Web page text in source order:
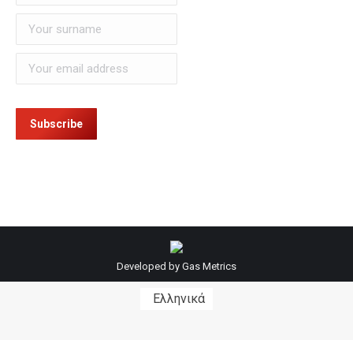
Developed by Gas Metrics
Ελληνικά